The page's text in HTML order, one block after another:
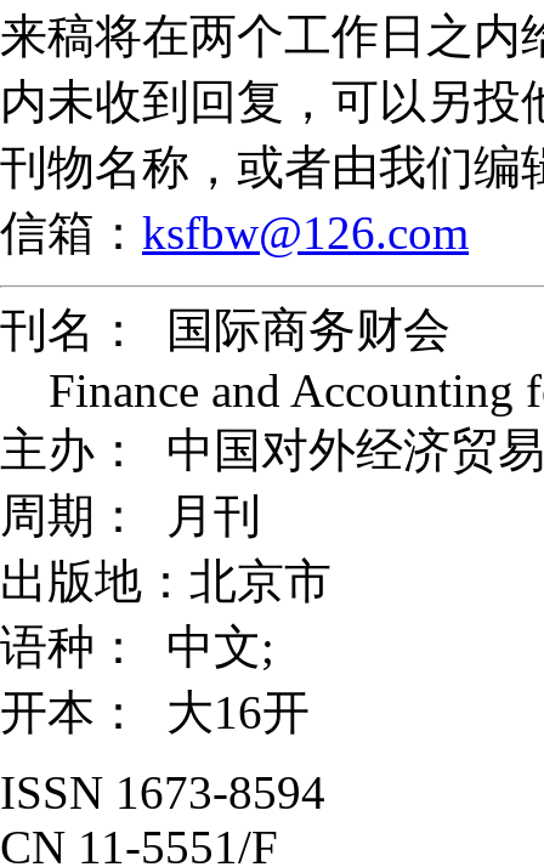
来稿将在两个工作日之内
内未收到回复，可以另
刊物名称，或者由我们编
信箱： ksfbw@126.com
刊名： 国际商务财会
Finance and Accounting
主办： 中国对外经济贸
周期： 月刊
出版地：北京市
语种： 中文;
开本： 大16开
ISSN 1673-8594
CN 11-5551/F